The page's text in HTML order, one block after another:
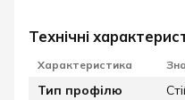
Технічні
Характеристика
Тип профілю